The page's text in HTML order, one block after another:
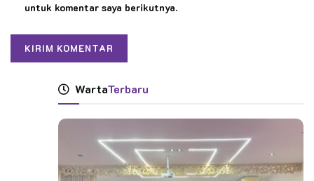
untuk komentar saya berikutnya.
WartaTerbaru